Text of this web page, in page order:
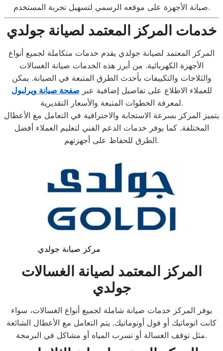
صيانة الأجهزة على موقعه الرسمي لتسهيل تجربة المستخدم.
خدمات المركز المعتمد لصيانة جولدي
المركز المعتمد لصيانة جولدي يقدم خدمات متكاملة لجميع أنواع
الأجهزة الكهربائية. من أبرز هذه الخدمات صيانة الغسالات
والثلاجات والتكييفات بأحدث الطرق المتبعة في الصيانة. يمكن
للعملاء الاطلاع على تفاصيل إضافية عبر صفحة صيانة ويرلبول
لمعرفة الخطوات المتبعة والأسعار التقديرية.
يتميز المركز بسرعة الاستجابة والاحترافية في التعامل مع الأعطال
المختلفة. كما يوفر خدمات الدعم الفني لتعليم العملاء أفضل
الطرق للحفاظ على أجهزتهم.
مركز صيانة جولدي
المركز المعتمد لصيانة الغسالات
جولدي
يوفر المركز خدمات صيانة شاملة لجميع أنواع الغسالات، سواء
كانت اتوماتيك أو فول أوتوماتيك. يتم التعامل مع الأعطال الشائعة
مثل توقف الغسالة أو تسرب المياه أو مشاكل في البرمجة.